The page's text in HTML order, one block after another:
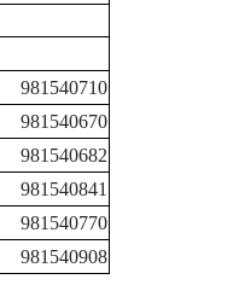
981540710
981540670
981540682
981540841
981540770
981540908